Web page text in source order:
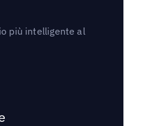
più intelligente al